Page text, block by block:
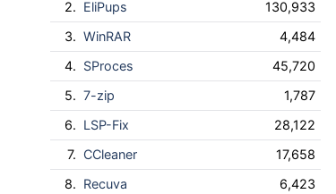
2. EliPups
130,933
3. WinRAR
4,484
4. SProces
45,720
5. 7-zip
1,787
6. LSP-Fix
28,122
7. CCleaner
17,658
8. Recuva
6,423